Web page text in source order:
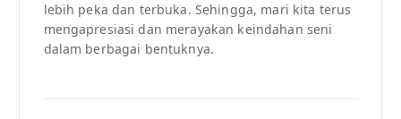
lebih peka dan terbuka. Sehingga, mari kita terus
mengapresiasi dan merayakan keindahan seni
dalam berbagai bentuknya.